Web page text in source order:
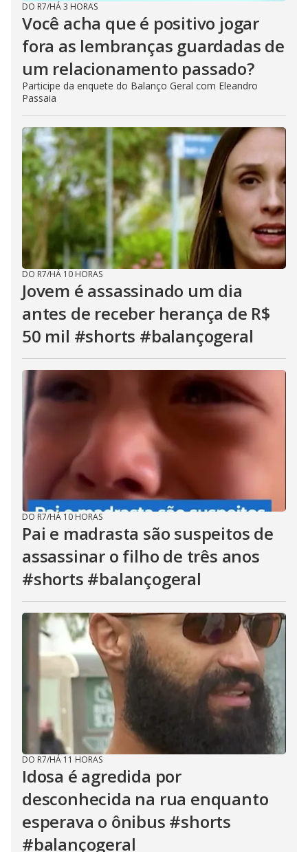
DO R7/HÁ 3 HORAS
Você acha que é positivo jogar
fora as lembranças guardadas de
um relacionamento passado?
Participe da enquete do Balanço Geral com Eleandro
Passaia
DO R7/HÁ 10 HORAS
Jovem é assassinado um dia
antes de receber herança de R$
50 mil #shorts #balançogeral
DO R7/HÁ 10 HORAS
Pai e madrasta são suspeitos de
assassinar o filho de três anos
#shorts #balançogeral
DO R7/HÁ 11 HORAS
Idosa é agredida por
desconhecida na rua enquanto
esperava o ônibus #shorts
#balançogeral